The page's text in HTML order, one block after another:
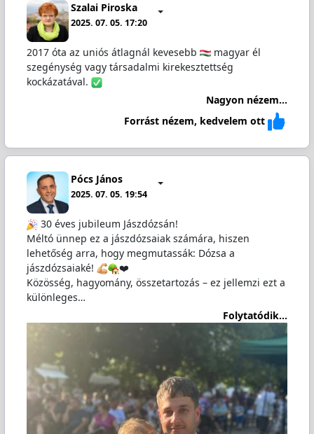
Szalai Piroska
2025. 07. 05. 17:20
2017 óta az uniós átlagnál kevesebb
magyar él
szegénység vagy társadalmi kirekesztettség
kockázatával.
Nagyon nézem...
Forrást nézem, kedvelem ott
Pócs János
2025. 07. 05. 19:54
30 éves jubileum Jászdózsán!
Méltó ünnep ez a jászdózsaiak számára, hiszen
lehetőség arra, hogy megmutassák: Dózsa a
jászdózsaiaké!
❤️
Közösség, hagyomány, összetartozás – ez jellemzi ezt a
különleges…
Folytatódik...